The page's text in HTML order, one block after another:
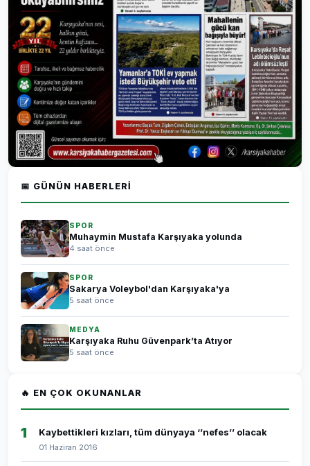
📅 GÜNÜN HABERLERI
SPOR
Muhaymin Mustafa Karşıyaka yolunda
4 saat önce
SPOR
Sakarya Voleybol'dan Karşıyaka'ya
5 saat önce
MEDYA
Karşıyaka Ruhu Güvenpark’ta Atıyor
5 saat önce
🔥 EN ÇOK OKUNANLAR
1 Kaybettikleri kızları, tüm dünyaya ‘’nefes’’ olacak
01 Haziran 2016